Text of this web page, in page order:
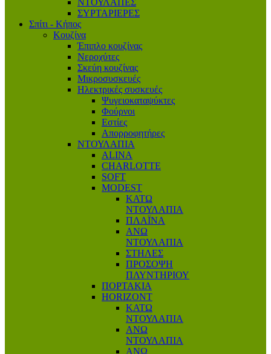
ΝΤΟΥΛΑΠΕΣ
ΣΥΡΤΑΡΙΕΡΕΣ
Σπίτι - Κήπος
Κουζίνα
Έπιπλο κουζίνας
Νεροχύτες
Σκεύη κουζίνας
Μικροσυσκευές
Ηλεκτρικές συσκευές
Ψυγειοκαταψύκτες
Φούρνοι
Εστίες
Απορροφητήρες
ΝΤΟΥΛΑΠΙΑ
ALINA
CHARLOTTE
SOFT
MODEST
ΚΑΤΩ
ΝΤΟΥΛΑΠΙΑ
ΠΛΑΪΝΑ
ΑΝΩ
ΝΤΟΥΛΑΠΙΑ
ΣΤΗΛΕΣ
ΠΡΟΣΟΨΗ
ΠΛΥΝΤΗΡΙΟΥ
ΠΟΡΤΑΚΙΑ
HORIZONT
ΚΑΤΩ
ΝΤΟΥΛΑΠΙΑ
ΑΝΩ
ΝΤΟΥΛΑΠΙΑ
ΑΝΩ